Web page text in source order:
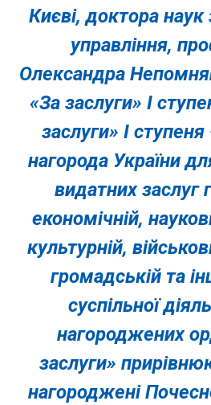
Києві, доктора
управління,
Олександра
«За заслуги» І
заслуги» I
нагорода України
видатних заслуг
економічній,
культурній,
громадській та
суспільної
нагороджених
заслуги»
нагороджені